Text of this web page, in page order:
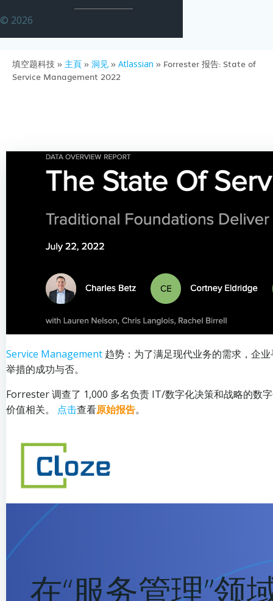
© 2026
填空题科技 » 主頁 » 洞见 » Atlassian » Forrester 报告: State of
Service Management 2022
Service Management 趋势：为了满足现代业务的需求，企
举措的成功与否。
Forrester 调查了 1,000 多名负责 IT/数字化决策和战略的数
价值相关。 点击查看原始报告
在“服务管理”领